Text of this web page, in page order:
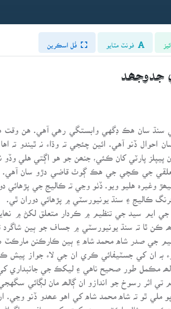
فونٽ مٽايو فُل اسڪرين
جدوجھد
سنڌ سان هڪ ڊگهي وابستگي رهي آهي. هن وقت
احوال ڏنو آهي. ائين چئجي تہ وڌاء نہ ٿيندو
پارٽي کان ڪئي، جنھن جو هو اڳتي هلي وڏو
جي ڪچي جي هڪ ڳوٺ قاضي دڙو سان آهي.
ميھڙ وغيرہ هليو ويو. ڏٺو وڃي تہ ڪاليج جي
ڪاليج ۽ سنڌ يونيورسٽي ۾ پڙهائي دوران ٿي.
ايم سيد جي تنظيم ۾ ڪردار متعلق لکڻ ۾
ڳالھہ ڪن ٿا تہ سنڌ يونيورسٽي ۾ جساف جو ٻين
جي صدر شاه محمد شاه ۽ ٻين ڪارڪنن
پوء بہ ان کي جسٽيفائي ڪري ان جي لاء جواز
مڪمل طور صحيح ناهي ۽ ليکڪ جي جانبداري
تي اثر رسوخ جو اندازو ان ڳالھہ مان لڳائي
ملي ٿو تہ شاه محمد شاه کي اهو عھدو ڏنو وڃي.
هڪ ٻيو مثال ڊاڪٽر حميدہ کھڙو کي محاذ جي